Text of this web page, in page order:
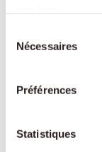
Nécessaires
Préférences
Statistiques
culturels –
fraîche et